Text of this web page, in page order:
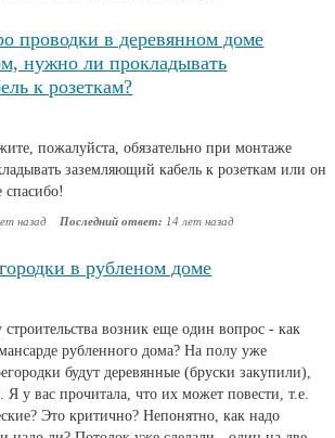
проводки в деревянном доме
нужно ли прокладывать
к розеткам?
пожалуйста, обязательно при монтаже
заземляющий кабель к розеткам или он
спасибо!
назад Последний ответ: 14 лет назад
в рубленом доме
строительства возник еще один вопрос - как
рубленного дома? На полу уже
будут деревянные (бруски закупили),
у вас прочитала, что их может повести, т.е.
Это критично? Непонятно, как надо